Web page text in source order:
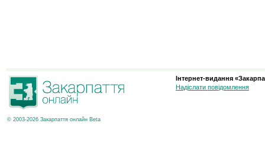
© 2003-2026 Закарпаття онлайн Beta
Інтернет-видання
Надіслати повідомлення